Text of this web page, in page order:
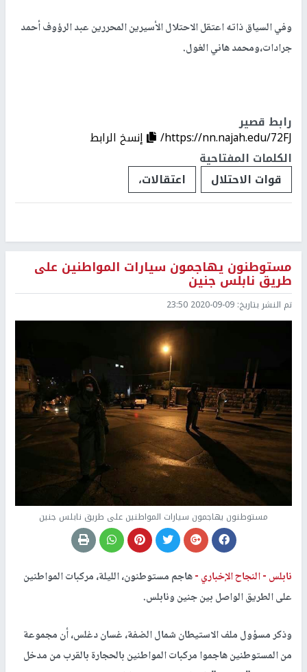
وفي السياق ذاته اعتقل الاحتلال الأسيرين المحررين عبد الرؤوف أحمد
جرادات،ومحمد هاني الغول.
رابط قصير
https://nn.najah.edu/72FJ/
إنسخ الرابط
الكلمات المفتاحية
قوات الاحتلال
اعتقالات،
مستوطنون يهاجمون سيارات المواطنين على
طريق نابلس جنين
تم النشر بتاريخ: 2020-09-09 23:50
مستوطنون يهاجمون سيارات المواطنين على طريق نابلس جنين
نابلس -النجاح الإخباري -هاجم مستوطنون، الليلة، مركبات المواطنين
على الطريق الواصل بين جنين ونابلس.
وذكر مسؤول ملف الاستيطان شمال الضفة، غسان دغلس، أن مجموعة
من المستوطنين هاجموا مركبات المواطنين بالحجارة بالقرب من مدخل